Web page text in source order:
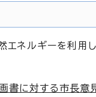
ネルギーを利用
書に対する市長